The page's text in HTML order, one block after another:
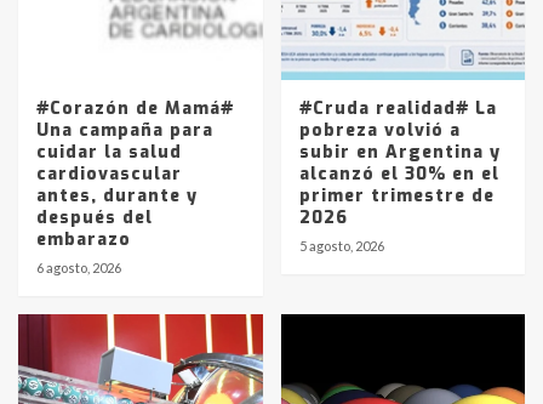
Los precios de los combustibles en
La Pampa, desde YPF hasta Axion
entre 857 a 1338 pesos
#Corazón de Mamá#
Una campaña para
cuidar la salud
cardiovascular
antes, durante y
después del
embarazo
6 agosto, 2026
#Cruda realidad# La
pobreza volvió a
subir en Argentina y
alcanzó el 30% en el
primer trimestre de
2026
5 agosto, 2026